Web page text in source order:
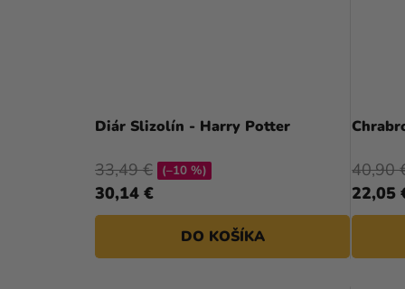
Diár Slizolín - Harry Potter
30,14 €
33,49 € (–10 %)
DO KOŠÍKA
22,05
40,90